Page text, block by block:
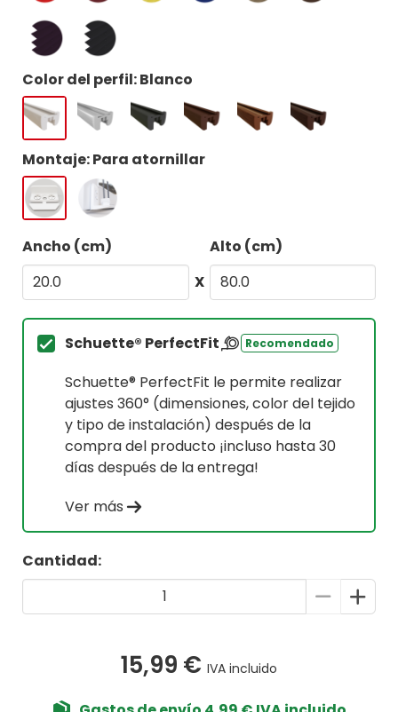
Color del perfil: Blanco
Montaje: Para atornillar
Ancho (cm)
X
Alto (cm)
Schuette® PerfectFit Recomendado
Schuette® PerfectFit le permite realizar
ajustes 360° (dimensiones, color del tejido
y tipo de instalación) después de la
compra del producto ¡incluso hasta 30
días después de la entrega!
Ver más
Cantidad:
15,99 € IVA incluido